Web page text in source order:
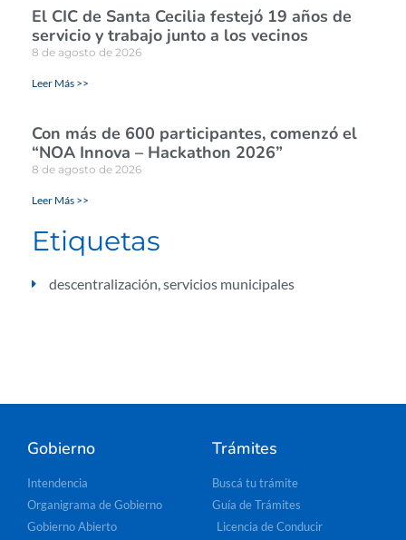
El CIC de Santa Cecilia festejó 19 años de
servicio y trabajo junto a los vecinos
8 de agosto de 2026
Leer Más >>
Con más de 600 participantes, comenzó el
“NOA Innova – Hackathon 2026”
8 de agosto de 2026
Leer Más >>
Etiquetas
descentralización servicios municipales
Gobierno
Intendencia
Organigrama de Gobierno
Gobierno Abierto
Trámites
Buscá tu trámite
Guía de Trámites
Licencia de Conducir